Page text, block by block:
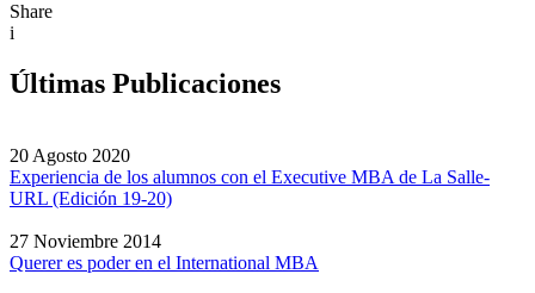
Share
i
Últimas Publicaciones
20 Agosto 2020
Experiencia de los alumnos con el Executive MBA de La Salle-
URL (Edición 19-20)
27 Noviembre 2014
Querer es poder en el International MBA